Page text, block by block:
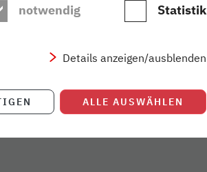
Die nordbahn fährt mit
Nahverkehrsverbund
Simon Kuge.
notwendig Statistik
Details anzeigen/ausblenden
ALLE AUSWÄHLEN